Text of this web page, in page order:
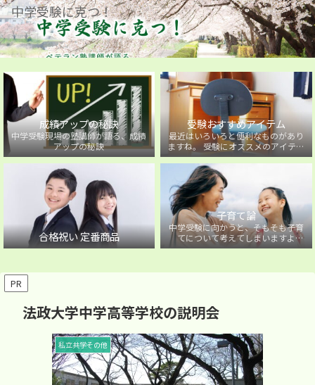
中学受験に克つ！
成績アップの秘訣
中学受験現場の塾講師が語る、成績
アップの秘訣
受験おすすめアイテム
最近はいろいろと便利なものがあり
ますね。 受験にオススメのアイテム
を紹介しています。
合格祝い 定番商品
子育て論
中学受験に向かうと、そもそも子育
てについて考えてしまいますよ
ね・・・。中学受験に向かうお子様
PR
法政大学中学高等学校の説明会
私立共学その他